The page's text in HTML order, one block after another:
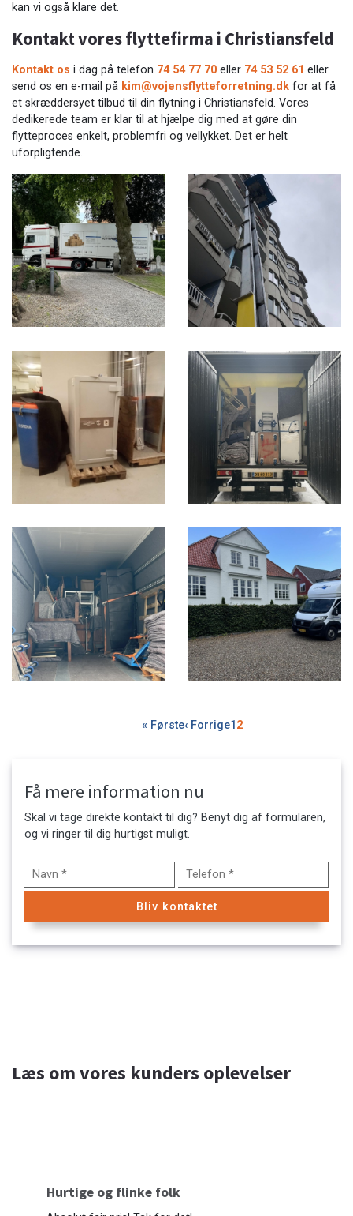
kan vi også klare det.
Kontakt vores flyttefirma i Christiansfeld
Kontakt os i dag på telefon 74 54 77 70 eller 74 53 52 61 eller
send os en e-mail på kim@vojensflytteforretning.dk for at få
et skræddersyet tilbud til din flytning i Christiansfeld. Vores
dedikerede team er klar til at hjælpe dig med at gøre din
flytteproces enkelt, problemfri og vellykket. Det er helt
uforpligtende.
Første
« FørsteForrige
‹ ForrigeSide
1 Side
2
Få mere information nu
Skal vi tage direkte kontakt til dig? Benyt dig af formularen,
og vi ringer til dig hurtigst muligt.
Læs om vores kunders oplevelser
Hurtige og flinke folk